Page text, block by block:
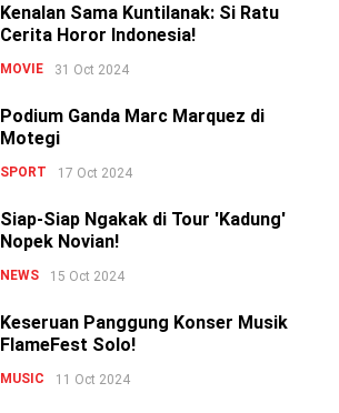
Kenalan Sama Kuntilanak: Si Ratu
Cerita Horor Indonesia!
MOVIE 31 Oct 2024
Podium Ganda Marc Marquez di
Motegi
SPORT 17 Oct 2024
Siap-Siap Ngakak di Tour 'Kadung'
Nopek Novian!
NEWS 15 Oct 2024
Keseruan Panggung Konser Musik
FlameFest Solo!
MUSIC 11 Oct 2024